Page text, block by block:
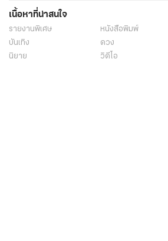
เนื้อหาที่น่าสนใจ
รายงานพิเศษ หนังสือพิมพ์
บันเทิง
ดวง
นิยาย
วิดีโอ